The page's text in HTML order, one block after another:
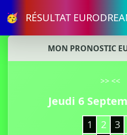
🥳 RÉSULTAT
MON PRONOSTIC
>> <<
Jeudi 6
1 2 3